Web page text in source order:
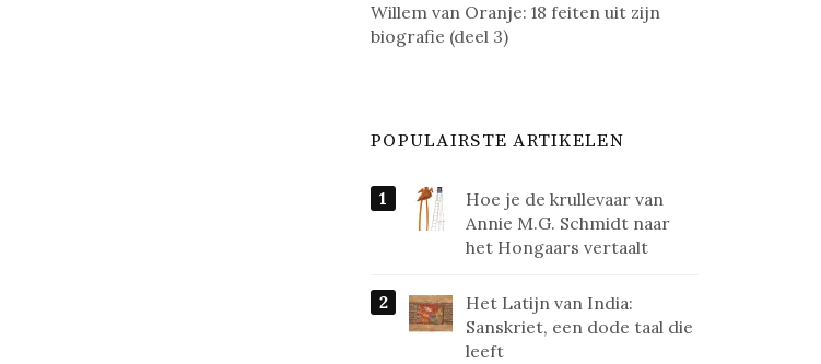
Willem van Oranje: 18 feiten uit zijn
biografie (deel 3)
POPULAIRSTE ARTIKELEN
Hoe je de krullevaar van
Annie M.G. Schmidt naar
het Hongaars vertaalt
Het Latijn van India:
Sanskriet, een dode taal die
leeft